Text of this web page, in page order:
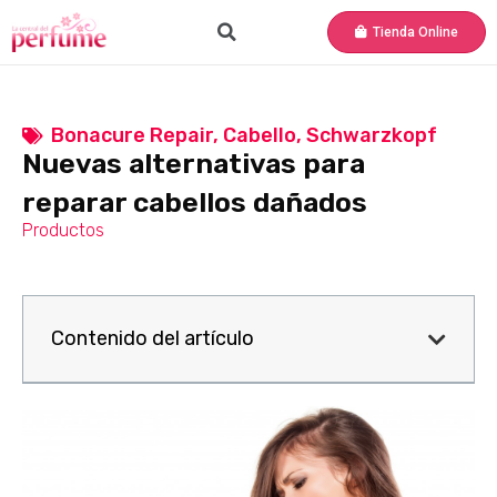
Tienda Online
Bonacure Repair, Cabello, Schwarzkopf
Nuevas alternativas para
reparar cabellos dañados
Productos
Contenido del artículo